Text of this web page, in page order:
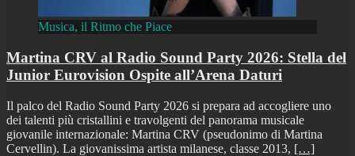
Musica, il Ritmo che Piace
Martina CRV al Radio Sound Party 2026: Stella del
Junior Eurovision Ospite all’Arena Daturi
Il palco del Radio Sound Party 2026 si prepara ad accogliere uno
dei talenti più cristallini e travolgenti del panorama musicale
giovanile internazionale: Martina CRV (pseudonimo di Martina
Cervellin). La giovanissima artista milanese, classe 2013, […]